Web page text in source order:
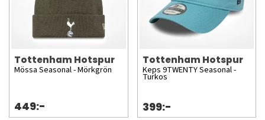
Tottenham Hotspur
Mössa Seasonal - Mörkgrön
449:-
Tottenham Hotspur
Keps 9TWENTY Seasonal -
Turkos
399:-